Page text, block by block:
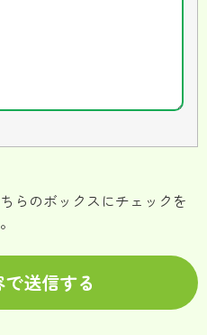
らのボックスにチェックを